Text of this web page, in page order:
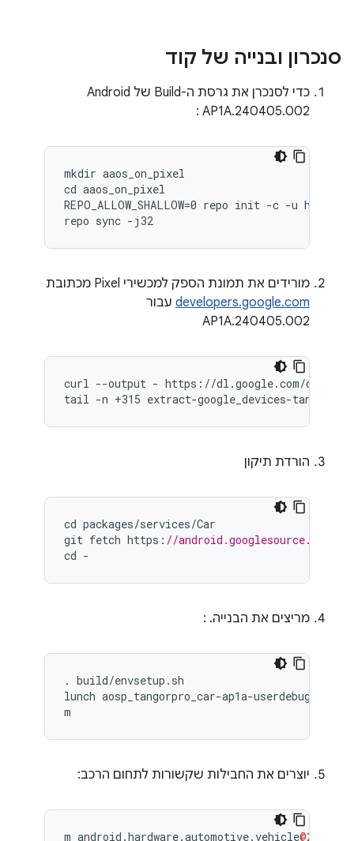
סנכרון ובנייה של קוד
AP1A.240405.002 :
mkdir aaos_on_pixel
cd aaos_on_pixel
REPO_ALLOW_SHALLOW=0 repo init -c -u
repo sync -j32
מורידים את תמונת הספק למכשירי Pixel מכתובת
developers.google.com עבור
AP1A.240405.002
curl --output - https://dl.google.com/dl/
tail -n +315 extract-google_devices-
הורדת תיקון
cd packages/services/Car
git fetch https : //android.googlesource.com/
cd -
מריצים את הבנייה. :
. build/envsetup.sh
lunch aosp_tangorpro_car-ap1a-userdebug
m
יוצרים את החבילות שקשורות לתחום הרכב:
m android .hardware.automotive.vehicle@2.0